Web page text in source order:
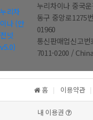
누리차
이나 (안
전넷
v5.0)
누리차이나 중국
동구 중앙로1275
01960
통신판매업신고
7011-0200 /
홈 이용약관
내 이용권